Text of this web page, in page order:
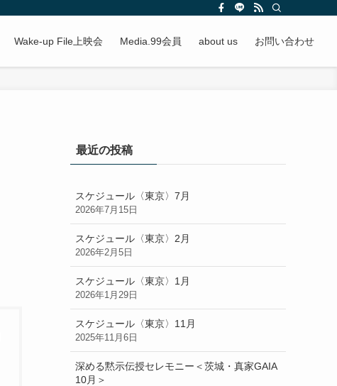
Wake-up File上映会 Media.99会員 about us お問い合わせ
最近の投稿
スケジュール〈東京〉7月
2026年7月15日
スケジュール〈東京〉2月
2026年2月5日
スケジュール〈東京〉1月
2026年1月29日
スケジュール〈東京〉11月
2025年11月6日
深める黙示伝授セレモニー＜茨城・真家GAIA
10月＞